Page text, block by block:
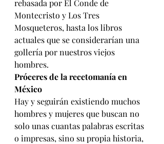
rebasada por El Conde de
Montecristo y Los Tres
Mosqueteros, hasta los libros
actuales que se considerarían una
gollería por nuestros viejos
hombres.
Próceres de la recetomanía en
México
Hay y seguirán existiendo muchos
hombres y mujeres que buscan no
solo unas cuantas palabras escritas
o impresas, sino su propia historia,